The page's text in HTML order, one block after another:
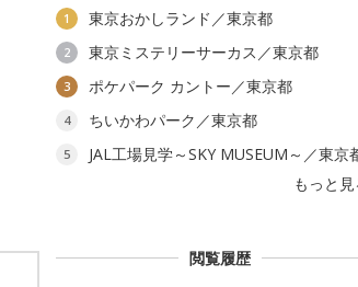
1 東京おかしランド／東京都
2 東京ミステリーサーカス／東京都
3 ポケパーク カントー／東京都
4 ちいかわパーク／東京都
5
JAL工場見学～SKY MUSEUM～／東京
もっと見
閲覧履歴